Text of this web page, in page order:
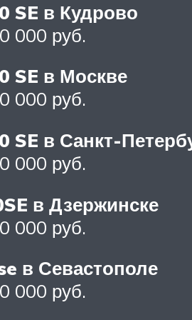
SE в Кудрово
000 руб.
SE в Москве
000 руб.
SE в Санкт-
000 руб.
в Дзержинске
000 руб.
в Севастополе
000 руб.